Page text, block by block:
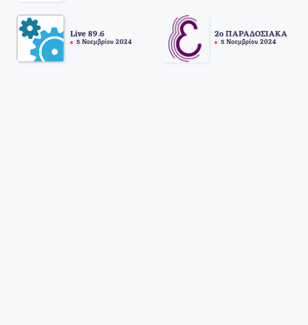
Live 89.6
5 Νοεμβρίου 2024
2o ΠΑΡΑΔΟΣΙΑΚΑ
5 Νοεμβρίου 2024